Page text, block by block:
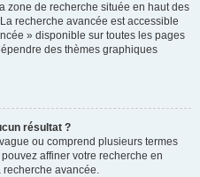
zone de recherche située en haut des
recherche avancée est accessible
» disponible sur toutes les pages
des thèmes graphiques
résultat ?
ou comprend plusieurs termes
affiner votre recherche en
avancée.